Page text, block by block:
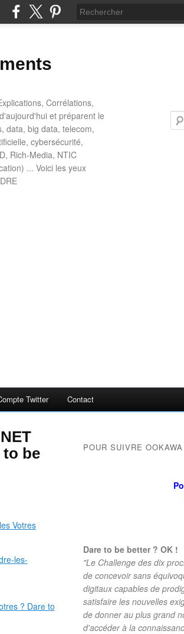
Corrélations,
et préparent le
data, big data, telecom,
cybersécurité,
Rich-Media, NTIC
... Voici les yeux
Twitter Contact
to be
les-
POUR SUIVRE OOKAWA
Dare to be better ? OK !
"Le Challenge des dix
de concevoir sans
digitaux capables de
satisfaire les nouvelles
de donner au plus grand
d'accéder à la